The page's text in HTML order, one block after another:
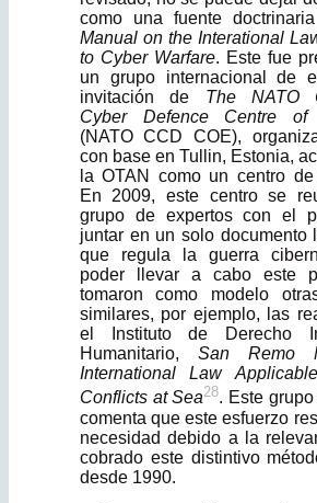
como una fuente doctrinaria
Manual on the Interational
to Cyber Warfare. Este fue
un grupo internacional de
invitación de The NATO
Cyber Defence Centre of
(NATO CCD COE),
con base en Tullin, Estonia,
la OTAN como un centro de
En 2009, este centro se
grupo de expertos con el
juntar en un solo documento
que regula la guerra
poder llevar a cabo este
tomaron como modelo
simi­lares, por ejemplo, las
el Instituto de Derecho
Humanitario, San Remo
International Law
Conflicts at Sea28. Este
comenta que este esfuerzo
necesidad debido a la
cobrado este distintivo
desde 1990.